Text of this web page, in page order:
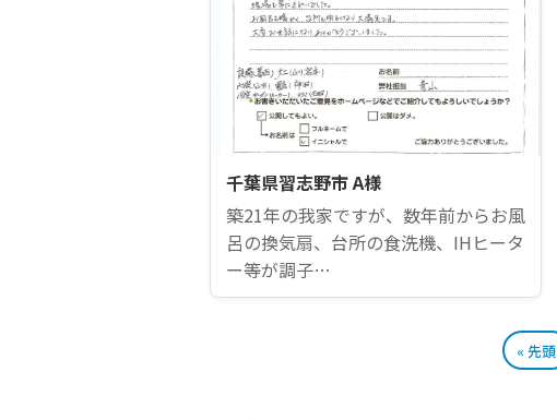
千葉県習志野市 A様
築21年の我家ですが、数年前からお風
呂の換気扇、台所の食洗機、IHヒータ
ー等が調子…
« 先頭